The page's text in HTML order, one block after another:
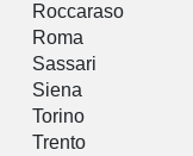
Roccaraso
Roma
Sassari
Siena
Torino
Trento